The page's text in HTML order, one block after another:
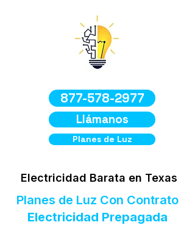
877-578-2977
Electricidad Barata en Texas
Llámanos
Planes de Luz
Planes de Luz Con Contrato
Electricidad Prepagada